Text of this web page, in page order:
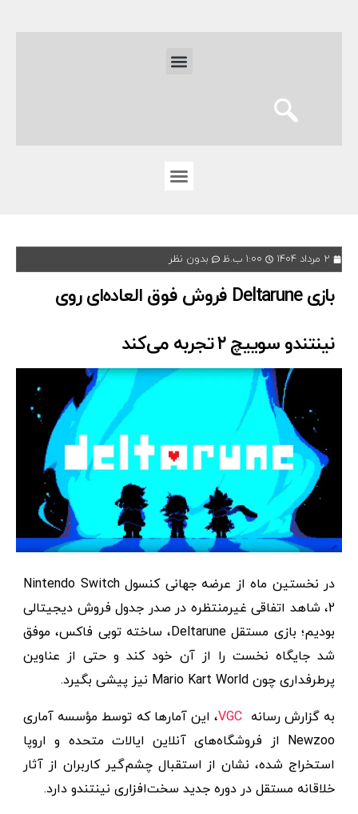
۲ مرداد ۱۴۰۴ ۱:۰۰ ب.ظ بدون نظر
بازی Deltarune فروش فوق العاده‌ای روی
نینتندو سوییچ ۲ تجربه می‌کند
در نخستین ماه از عرضه جهانی کنسول Nintendo Switch
2، شاهد اتفاقی غیرمنتظره در صدر جدول فروش دیجیتالی
بودیم؛ بازی مستقل Deltarune، ساخته توبی فاکس، موفق
شد جایگاه نخست را از آن خود کند و حتی از عناوین
پرطرفداری چون Mario Kart World نیز پیشی بگیرد.
به گزارش رسانه VGC، این آمارها که توسط مؤسسه آماری
Newzoo از فروشگاه‌های آنلاین ایالات متحده و اروپا
استخراج شده، نشان از استقبال چشم‌گیر کاربران از آثار
خلاقانه مستقل در دوره جدید سخت‌افزاری نینتندو دارد.